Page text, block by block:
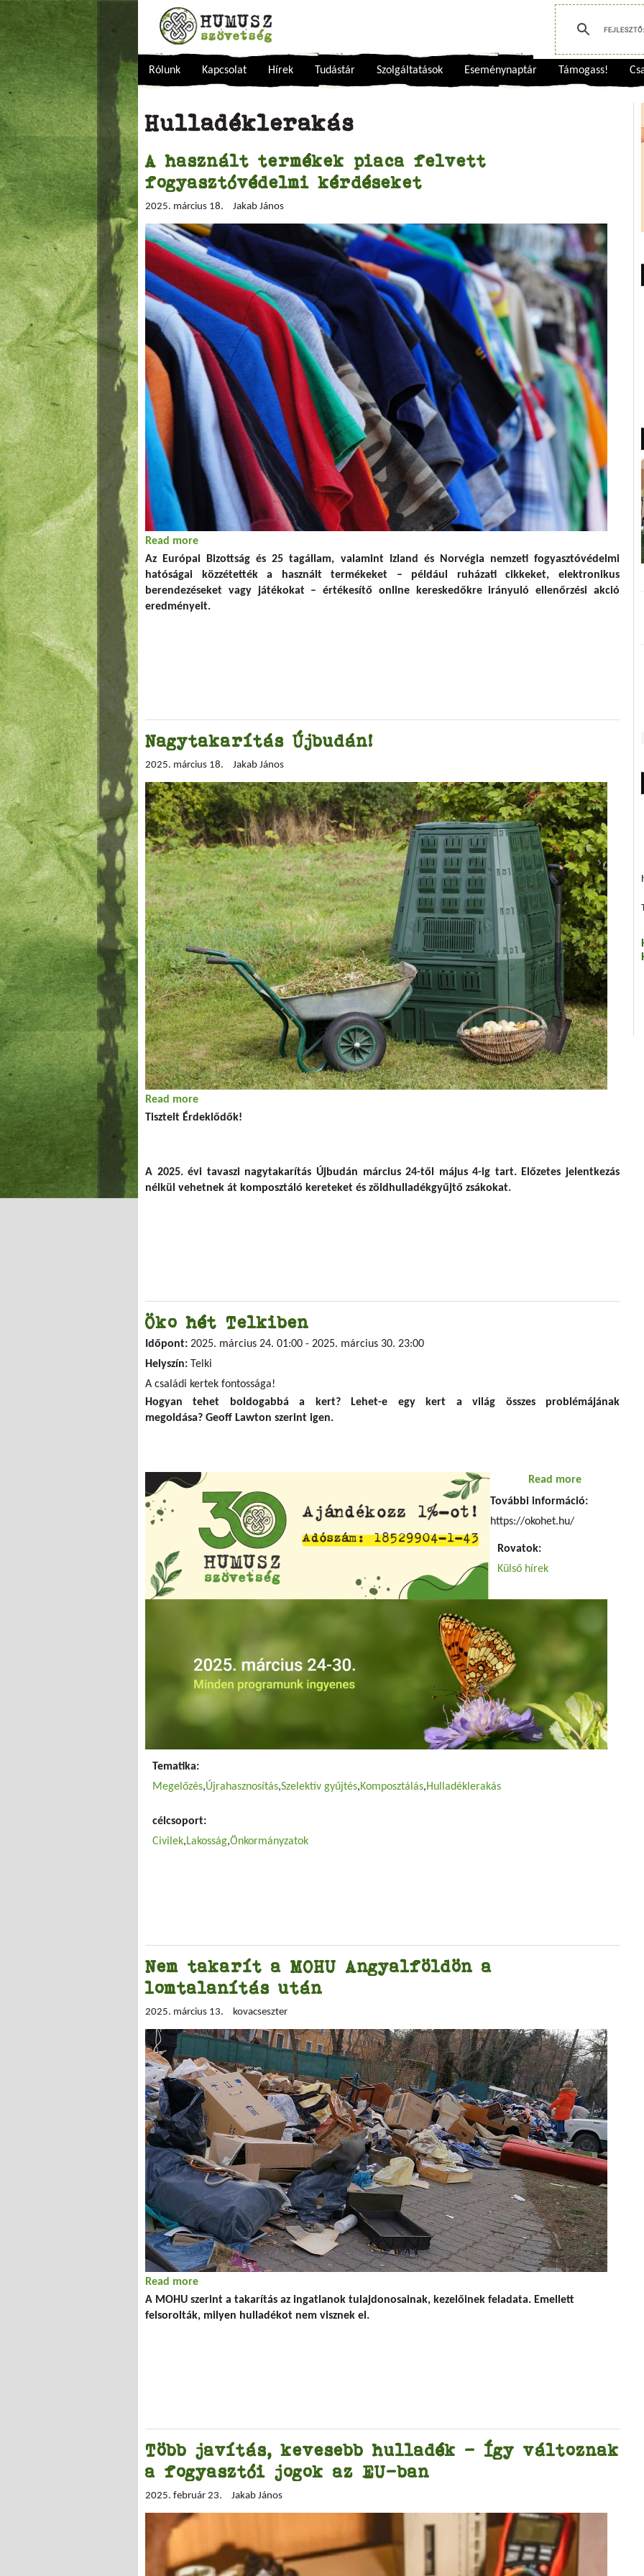
Rólunk Kapcsolat Hírek Tudástár Szolgáltatások Eseménynaptár Támogass!
Hulladéklerakás
A használt termékek piaca felvett
fogyasztóvédelmi kérdéseket
2025. március 18. Jakab János
Read more
Az Európai Bizottság és 25 tagállam, valamint Izland és Norvégia nemzeti fogyasztóvédelmi
hatóságai közzétették a használt termékeket – például ruházati cikkeket, elektronikus
berendezéseket vagy játékokat – értékesítő online kereskedőkre irányuló ellenőrzési akció
eredményeit.
Nagytakarítás Újbudán!
2025. március 18. Jakab János
Read more
Tisztelt Érdeklődők!
A 2025. évi tavaszi nagytakarítás Újbudán március 24-től május 4-ig tart. Előzetes jelentkezás
nélkül vehetnek át komposztáló kereteket és zöldhulladékgyűjtő zsákokat.
Öko hét Telkiben
Időpont: 2025. március 24. 01:00 - 2025. március 30. 23:00
Helyszín: Telki
A családi kertek fontossága!
Hogyan tehet boldogabbá a kert? Lehet-e egy kert a világ összes problémájának
megoldása? Geoff Lawton szerint igen.
Read more
További információ:
https://okohet.hu/
Rovatok:
Külső hírek
Tematika:
Megelőzés Újrahasznosítás Szelektív gyűjtés Komposztálás Hulladéklerakás
célcsoport:
Civilek Lakosság Önkormányzatok
Nem takarít a MOHU Angyalföldön a
lomtalanítás után
2025. március 13. kovacseszter
Read more
A MOHU szerint a takarítás az ingatlanok tulajdonosainak, kezelőinek feladata. Emellett
felsorolták, milyen hulladékot nem visznek el.
Több javítás, kevesebb hulladék – Így változnak
a fogyasztói jogok az EU-ban
2025. február 23. Jakab János